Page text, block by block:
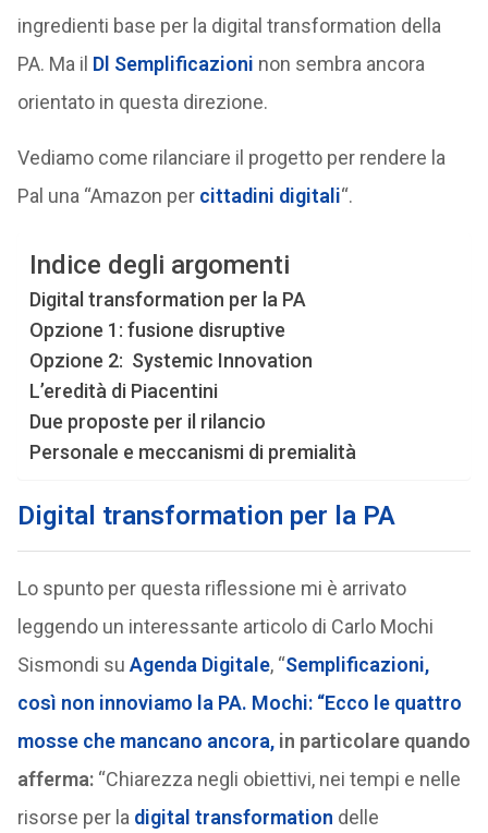
ingredienti base per la digital transformation della
PA. Ma il Dl Semplificazioni non sembra ancora
orientato in questa direzione.
Vediamo come rilanciare il progetto per rendere la
Pal una “Amazon percittadini digitali“.
Indice degli argomenti
Digital transformation per la PA
Opzione 1: fusione disruptive
Opzione 2: Systemic Innovation
L’eredità di Piacentini
Due proposte per il rilancio
Personale e meccanismi di premialità
Digital transformation per la PA
Lo spunto per questa riflessione mi è arrivato
leggendo un interessante articolo di Carlo Mochi
Sismondi su Agenda Digitale, “Semplificazioni,
così non innoviamo la PA. Mochi: “Ecco le quattro
mosse che mancano ancora,in particolare quando
afferma: “Chiarezza negli obiettivi, nei tempi e nelle
risorse per la digital transformation delle